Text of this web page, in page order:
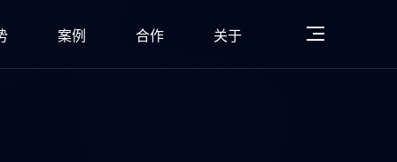
案例 合作 关于